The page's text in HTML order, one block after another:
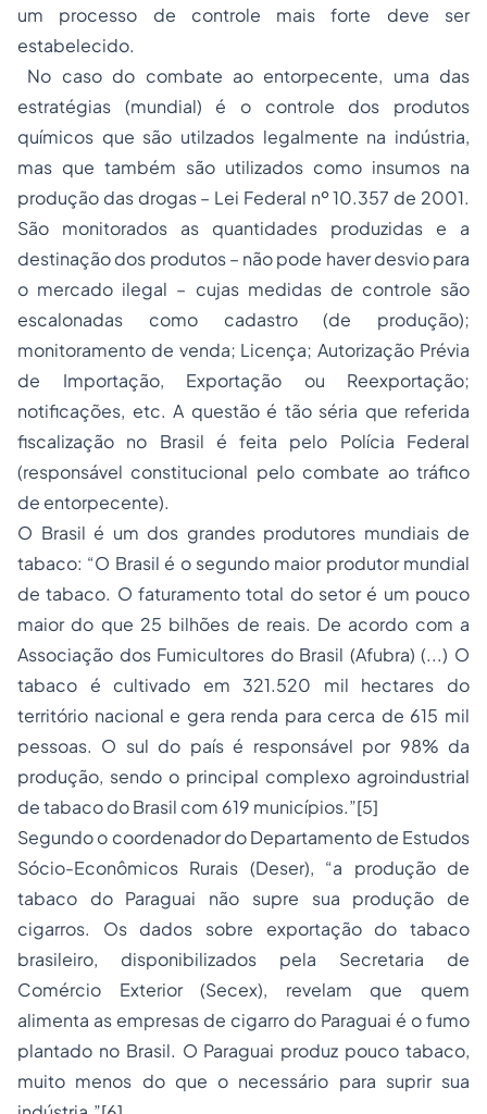
um processo de controle mais forte deve ser
estabelecido.
No caso do combate ao entorpecente, uma das
estratégias (mundial) é o controle dos produtos
químicos que são utilzados legalmente na indústria,
mas que também são utilizados como insumos na
produção das drogas – Lei Federal nº 10.357 de 2001.
São monitorados as quantidades produzidas e a
destinação dos produtos – não pode haver desvio para
o mercado ilegal – cujas medidas de controle são
escalonadas como cadastro (de produção);
monitoramento de venda; Licença; Autorização Prévia
de Importação, Exportação ou Reexportação;
notificações, etc. A questão é tão séria que referida
fiscalização no Brasil é feita pelo Polícia Federal
(responsável constitucional pelo combate ao tráfico
de entorpecente).
O Brasil é um dos grandes produtores mundiais de
tabaco: “O Brasil é o segundo maior produtor mundial
de tabaco. O faturamento total do setor é um pouco
maior do que 25 bilhões de reais. De acordo com a
Associação dos Fumicultores do Brasil (Afubra) (...) O
tabaco é cultivado em 321.520 mil hectares do
território nacional e gera renda para cerca de 615 mil
pessoas. O sul do país é responsável por 98% da
produção, sendo o principal complexo agroindustrial
de tabaco do Brasil com 619 municípios.”[5]
Segundo o coordenador do Departamento de Estudos
Sócio-Econômicos Rurais (Deser), “a produção de
tabaco do Paraguai não supre sua produção de
cigarros. Os dados sobre exportação do tabaco
brasileiro, disponibilizados pela Secretaria de
Comércio Exterior (Secex), revelam que quem
alimenta as empresas de cigarro do Paraguai é o fumo
plantado no Brasil. O Paraguai produz pouco tabaco,
muito menos do que o necessário para suprir sua